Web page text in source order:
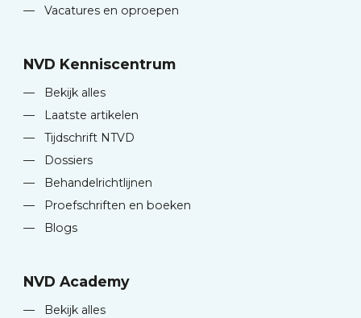
—
Vacatures en oproepen
NVD Kenniscentrum
—
Bekijk alles
—
Laatste artikelen
—
Tijdschrift NTVD
—
Dossiers
—
Behandelrichtlijnen
—
Proefschriften en boeken
—
Blogs
NVD Academy
—
Bekijk alles